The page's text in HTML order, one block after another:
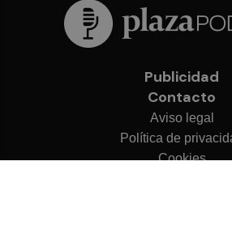
Publicidad
Contacto
Aviso legal
Política de
Cookies